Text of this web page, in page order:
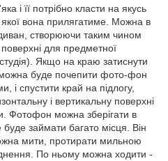
і її потрібно класти на якусь
вона прилягатиме. Можна в
створюючи таким чином
для предметної
Якщо на краю затиснути
буде почепити фото-фон
і спустити край на підлогу,
і вертикальну поверхні
Фотофон можна зберігати в
займати багато місця. Він
мити, протирати мильною
По ньому можна ходити -